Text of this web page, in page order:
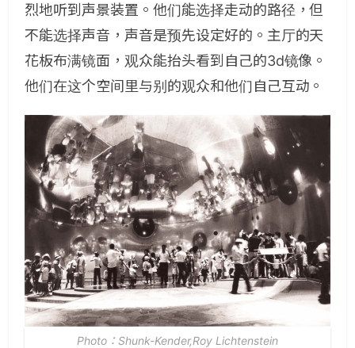
烈地听到声景装置。他们能选择走动的路径，但
不能选择声音，声音是预先设定好的。 主厅的天
花板布满镜面，观众能抬头看到自己的3d镜像。
他们在这个空间里与别的观众和他们自己互动。
Photo：Shunk-Kender,Roy Lichtenstein